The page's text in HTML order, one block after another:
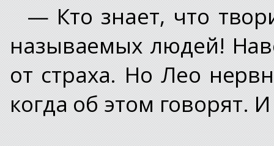
— Кто знает, что
называемых людей!
от страха. Но Лео
когда об этом говорят.